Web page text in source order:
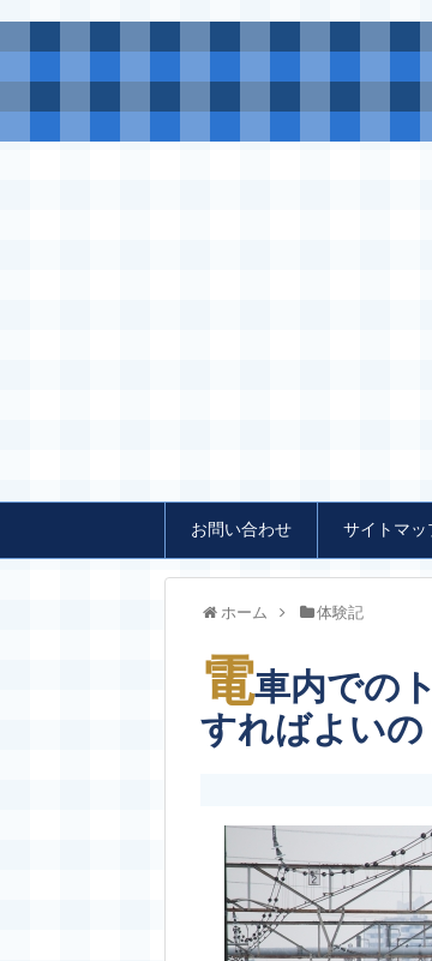
お問い合わせ サイトマッ
ホーム 体験記
電車内での
すればよいの